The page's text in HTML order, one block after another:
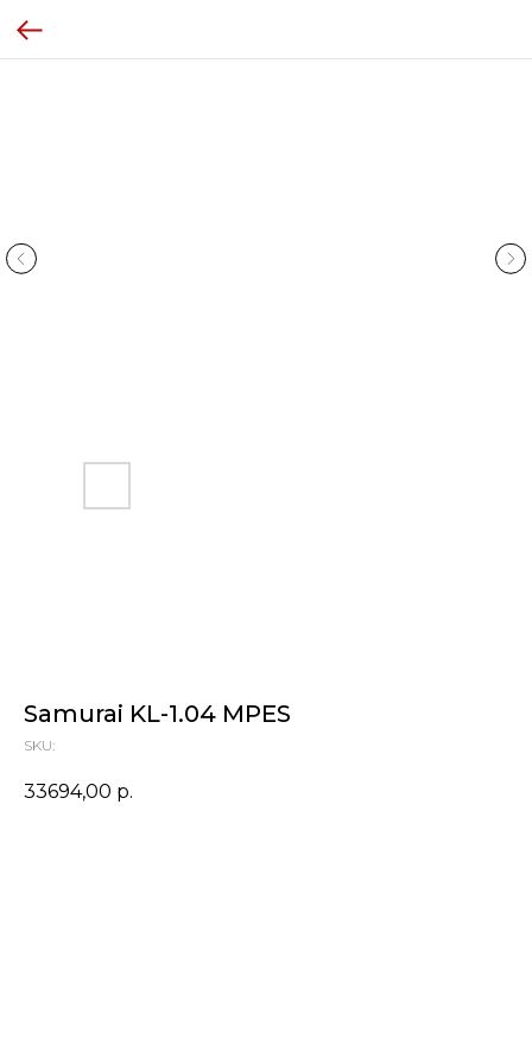
Samurai KL-1.04 MPES
SKU:
33694,00 р.